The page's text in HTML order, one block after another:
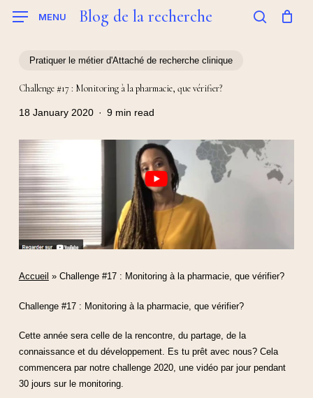
MENU Blog de la recherche
Pratiquer le métier d'Attaché de recherche clinique
Challenge #17 : Monitoring à la pharmacie, que vérifier?
18 January 2020 9 min read
Accueil » Challenge #17 : Monitoring à la pharmacie, que vérifier?
Challenge #17 : Monitoring à la pharmacie, que vérifier?
Cette année sera celle de la rencontre, du partage, de la
connaissance et du développement. Es tu prêt avec nous? Cela
commencera par notre challenge 2020, une vidéo par jour pendant
30 jours sur le monitoring.